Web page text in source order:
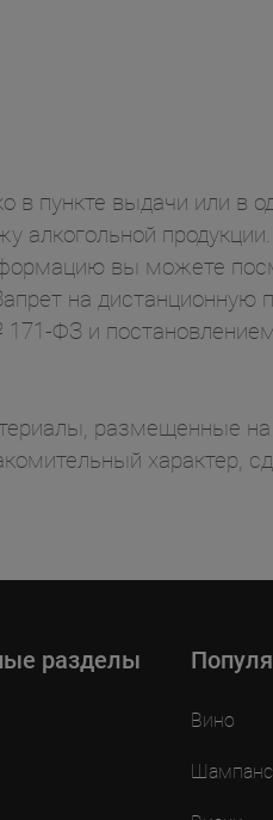
в пункте выдачи или в
алкогольной продукции.
вы можете
на дистанционную
ФЗ и
размещенные на
характер,
разделы
Вино